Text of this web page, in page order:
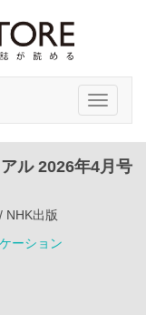
Toggle
ル 2026年4月号
NHK出版
ーション